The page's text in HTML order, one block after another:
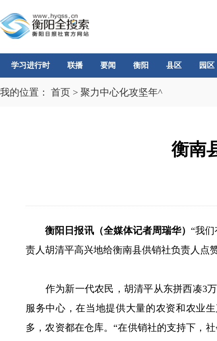
学习进行时 联播 要闻 衡阳 县区 园区
我的位置： 首页 > 聚力中心化攻坚年^
衡南
衡阳日报讯（全媒体记者周瑞华） “我
责人胡清平高兴地给衡南县供销社负责人点
作为新一代农民，胡清平从东拼西凑3万
服务中心，在当地提供大量的农资和农业
多，农资都在仓库。“在供销社的支持下，